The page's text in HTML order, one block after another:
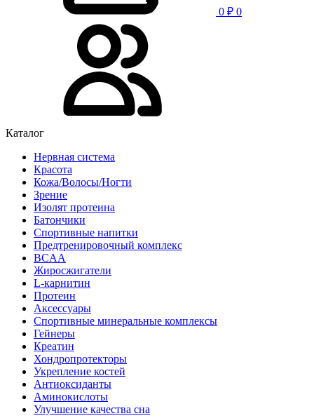
0 ₽ 0
Каталог
Нервная система
Красота
Кожа/Волосы/Ногти
Зрение
Изолят протеина
Батончики
Спортивные напитки
Предтренировочный комплекс
BCAA
Жиросжигатели
L-карнитин
Протеин
Аксессуары
Спортивные минеральные комплексы
Гейнеры
Креатин
Хондропротекторы
Укрепление костей
Антиоксиданты
Аминокислоты
Улучшение качества сна